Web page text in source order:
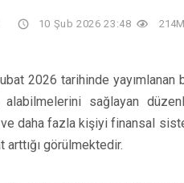
10 Şub 2026 23:48 214
2026 tarihinde yayımlanan
alabilmelerini sağlayan
ve daha fazla kişiyi finansal
arttığı görülmektedir.